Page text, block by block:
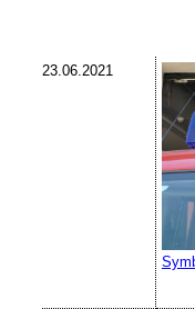
23.06.2021